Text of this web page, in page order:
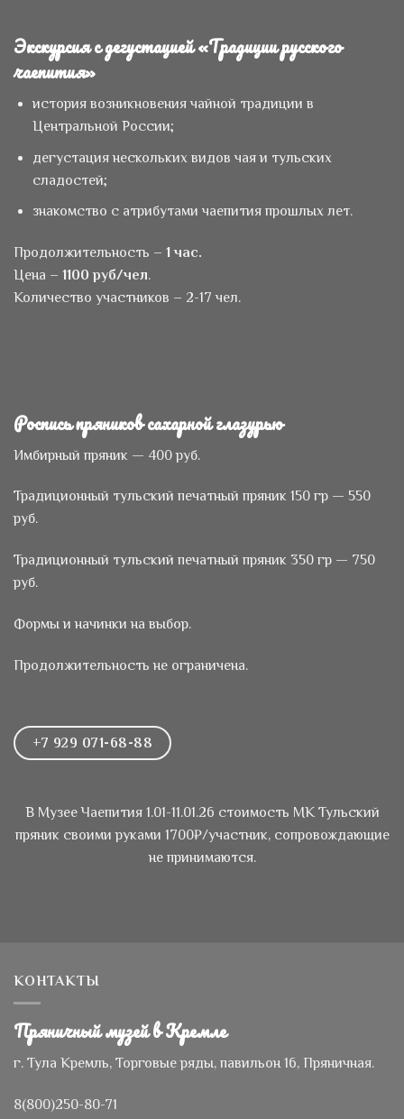
Экскурсия с дегустацией «Традиции русского
чаепития»
история возникновения чайной традиции в
Центральной России;
дегустация нескольких видов чая и тульских
сладостей;
знакомство с атрибутами чаепития прошлых лет.
Продолжительность – 1 час.
Цена – 1100 руб/чел.
Количество участников – 2-17 чел.
Роспись пряников сахарной глазурью
Имбирный пряник — 400 руб.
Традиционный тульский печатный пряник 150 гр — 550
руб.
Традиционный тульский печатный пряник 350 гр — 750
руб.
Формы и начинки на выбор.
Продолжительность не ограничена.
+7 929 071-68-88
В Музее Чаепития 1.01-11.01.26 стоимость МК Тульский
пряник своими руками 1700₽/участник, сопровождающие
не принимаются.
КОНТАКТЫ
Пряничный музей в Кремле
г. Тула Кремль, Торговые ряды, павильон 16, Пряничная.
8(800)250-80-71